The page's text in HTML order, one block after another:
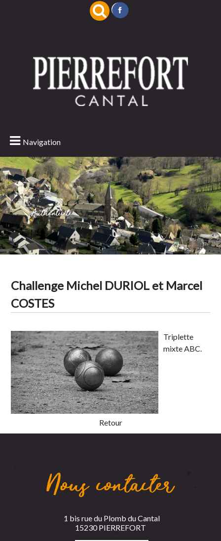
Navigation
Authenticité
Challenge Michel DURIOL et Marcel
COSTES
Triplette
mixte ABC.
Retour
Nous contacter
1 bis rue du Plomb du Cantal
15230 PIERREFORT